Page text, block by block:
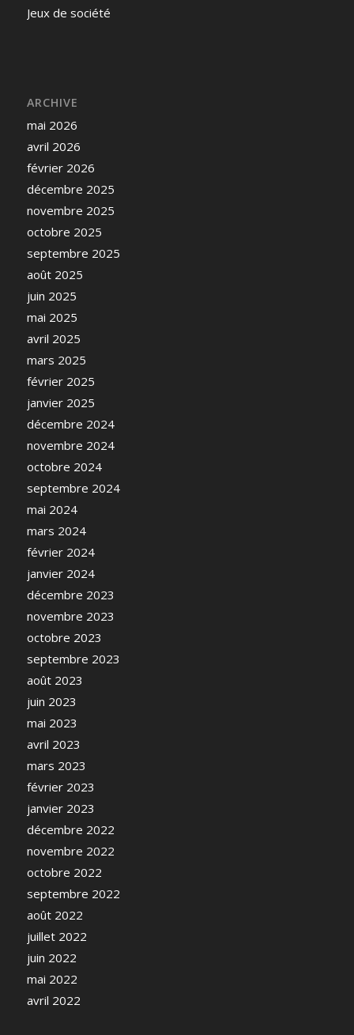
Jeux de société
ARCHIVE
mai 2026
avril 2026
février 2026
décembre 2025
novembre 2025
octobre 2025
septembre 2025
août 2025
juin 2025
mai 2025
avril 2025
mars 2025
février 2025
janvier 2025
décembre 2024
novembre 2024
octobre 2024
septembre 2024
mai 2024
mars 2024
février 2024
janvier 2024
décembre 2023
novembre 2023
octobre 2023
septembre 2023
août 2023
juin 2023
mai 2023
avril 2023
mars 2023
février 2023
janvier 2023
décembre 2022
novembre 2022
octobre 2022
septembre 2022
août 2022
juillet 2022
juin 2022
mai 2022
avril 2022